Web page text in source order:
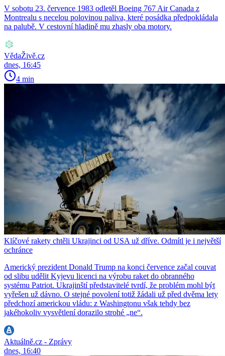
V sobotu 23. července 1983 odletěl Boeing 767 Air Canada z
Montrealu s necelou polovinou paliva, které posádka předpokládala
na palubě. V cestovní hladině mu zhasly oba motory.
VědaŽivě.cz
dnes, 16:45
4 min
Klíčové rakety chtěli Ukrajinci od USA už dříve. Odmítl je i největší
ochránce
Americký prezident Donald Trump na konci července začal couvat
od slibu udělit Kyjevu licenci na výrobu raket do obranného
systému Patriot. Ukrajinští představitelé tvrdí, že problém mohl být
vyřešen už dávno. O stejné povolení totiž žádali už před dvěma lety
předchozí americkou vládu: z Washingtonu však tehdy bez
jakéhokoliv vysvětlení dorazilo strohé „ne“.
Aktuálně.cz - Zprávy
dnes, 16:40